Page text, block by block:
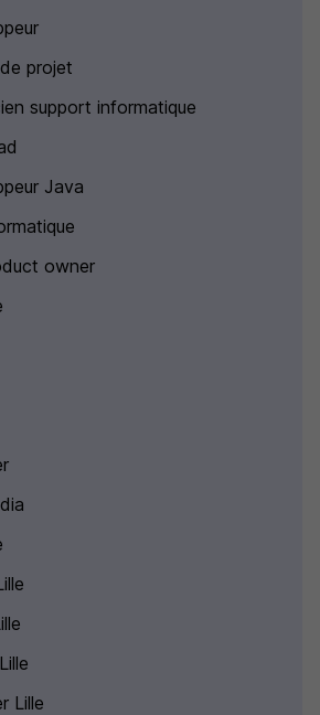
projet
support informatique
Java
owner
Lille